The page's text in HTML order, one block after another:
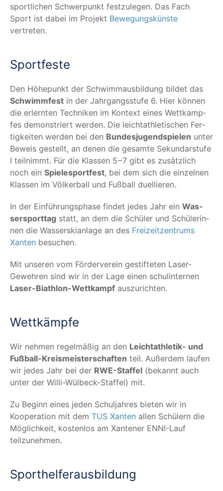
sport­li­chen Schwer­punkt fest­zu­le­gen. Das Fach
Sport ist dabei im Pro­jekt Bewe­gungs­küns­te
vertreten.
Sport­fes­te
Den Höhe­punkt der Schwimm­aus­bil­dung bil­det das
Schwimm­fest in der Jahr­gangs­stu­fe 6. Hier kön­nen
die erlern­ten Tech­ni­ken im Kon­text eines Wett­kamp­
fes demons­triert wer­den. Die leicht­ath­le­ti­schen Fer­
tig­kei­ten wer­den bei den Bun­des­ju­gend­spie­len unter
Beweis gestellt, an denen die gesam­te Sekun­dar­stu­fe
I teil­nimmt. Für die Klas­sen 5 – 7 gibt es zusätz­lich
noch ein Spie­le­sport­fest, bei dem sich die ein­zel­nen
Klas­sen im Völ­ker­ball und Fuß­ball duellieren.
In der Ein­füh­rungs­pha­se fin­det jedes Jahr ein Was­
ser­sport­tag statt, an dem die Schü­ler und Schü­le­rin­
nen die Was­ser­ski­an­la­ge an des Frei­zeit­zen­trums
Xan­ten besuchen.
Mit unse­ren vom För­der­ver­ein gestif­te­ten Laser-
Geweh­ren sind wir in der Lage einen schul­in­ter­nen
Laser-Biath­lon-Wett­kampf auszurichten.
Wett­kämp­fe
Wir neh­men regel­mä­ßig an den Leicht­ath­le­tik- und
Fuß­ball-Kreis­meis­ter­schaf­ten teil. Außer­dem lau­fen
wir jedes Jahr bei der RWE-Staf­fel (bekannt auch
unter der Wil­li-Wül­beck-Staf­fel) mit.
Zu Beginn eines jeden Schul­jah­res bie­ten wir in
Koope­ra­ti­on mit dem TUS Xan­ten allen Schü­lern die
Mög­lich­keit, kos­ten­los am Xan­te­ner ENNI-Lauf
teilzunehmen.
Sport­hel­fer­aus­bil­dung